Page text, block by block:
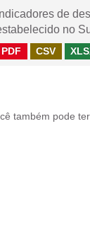
Indicadores de
no
PDF CSV
também pode